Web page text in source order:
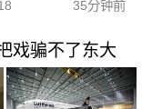
35分钟前
戏骗不了东大